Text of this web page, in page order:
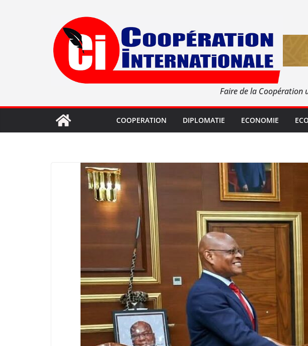
Faire de la Coopération
COOPERATION DIPLOMATIE ECONOMIE